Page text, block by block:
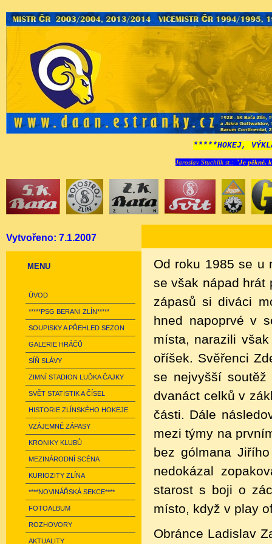
*****HOKEJ,
Jaroslav Stuchlík st.: "Je pěkné,
Vytvořeno: 7.1.2007
MENU
ÚVOD
*****PSG BERANI ZLÍN*****
SOUPISKY A PŘEHLED SEZON
GALERIE HRÁČŮ
SÍŇ SLÁVY
ZIMNÍ STADION LUĎKA ČAJKY
SVĚT STATISTIK A ČÍSEL
HISTORIE ZLÍNSKÉHO HOKEJE
VZÁJEMNÉ ZÁPASY
KRONIKY KLUBŮ
MEZINÁRODNÍ SCÉNA
KURIOZITY ZLÍNA
****NOVINÁŘSKÁ SEKCE****
FOTOALBUM
ROZHOVORY
AKTUALITY
Od roku 1985 se u
se však nápad hrát
zápasů si diváci
hned napoprvé v
místa, narazili
oříšek. Svěřenci
se nejvyšší
dvanáct celků v
části. Dále
mezi týmy na
bez gólmana
nedokázal
starost s boji o
místo, když v play
Obránce Ladislav